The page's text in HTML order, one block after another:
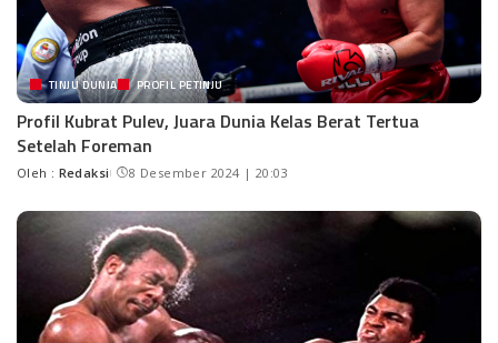
TINJU DUNIA PROFIL PETINJU
Profil Kubrat Pulev, Juara Dunia Kelas Berat Tertua
Setelah Foreman
Oleh : Redaksi 8 Desember 2024 | 20:03